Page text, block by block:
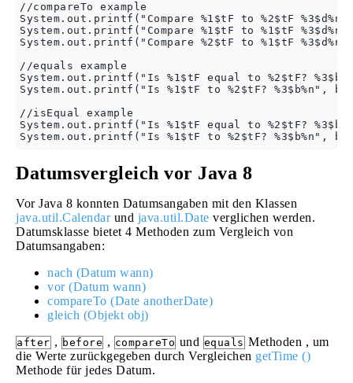
//compareTo example
System.out.printf("Compare %1$tF to %2$tF
System.out.printf("Compare %1$tF to %1$tF
System.out.printf("Compare %2$tF to %1$tF
//equals example
System.out.printf("Is %1$tF equal to %2$tF?
System.out.printf("Is %1$tF to %2$tF?
//isEqual example
System.out.printf("Is %1$tF equal to %2$tF?
Datumsvergleich vor Java 8
Vor Java 8 konnten Datumsangaben mit den Klassen
java.util.Calendarund java.util.Date verglichen werden.
Datumsklasse bietet 4 Methoden zum Vergleich von
Datumsangaben:
nach (Datum wann)
vor (Datum wann)
compareTo (Date anotherDate)
gleich (Objekt obj)
after , before , compareTo und equals Methoden , um
die Werte zurückgegeben durch Vergleichen getTime ()
Methode für jedes Datum.